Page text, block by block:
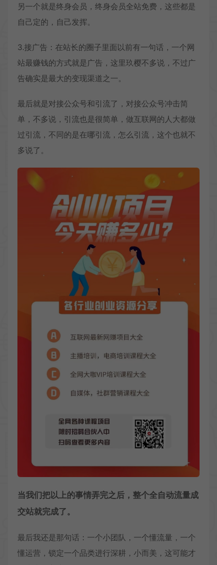
另一个就是终身会员，终身会员全站免费，这些都是
自己定的，自己发挥。
3.接广告：在站长的圈子里面以前有一句话，一个网
站最赚钱的方式就是广告，这里玖樱不多说，不过广
告确实是最大的变现渠道之一。
最后就是对接公众号和引流了，对接公众号冲击简
单，不多说，引流也是很简单，做互联网的人大都做
过引流，不同的是在哪引流，怎么引流，这个也就不
多说了。
当我们把以上的事情弄完之后，整个全自动流量成
交站就完成了。
最后我还是那句话：一个小团队，一个懂流量，一个
懂运营，锁定一个品类进行深耕，小而美，这可能才